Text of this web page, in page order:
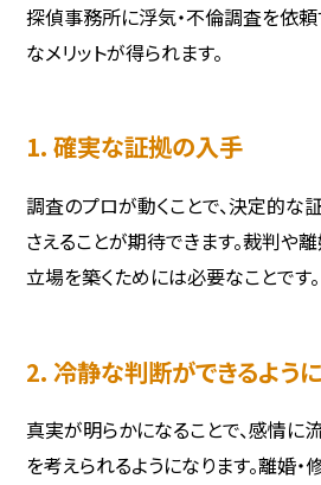
探偵事務所に浮気・不倫調査を依頼
なメリットが得られます。
1. 確実な証拠の入手
調査のプロが動くことで、決定的な
さえることが期待できます。裁判や
立場を築くためには必要なことです。
2. 冷静な判断ができるよう
真実が明らかになることで、感情に
を考えられるようになります。離婚